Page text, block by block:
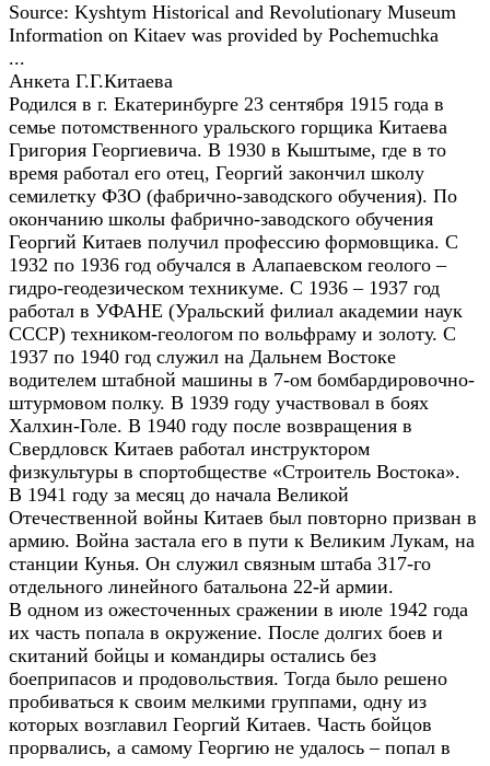
Source: Kyshtym Historical and Revolutionary Museum
Information on Kitaev was provided by Pochemuchka
...
Анкета Г.Г.Китаева
Родился в г. Екатеринбурге 23 сентября 1915 года в
семье потомственного уральского горщика Китаева
Григория Георгиевича. В 1930 в Кыштыме, где в то
время работал его отец, Георгий закончил школу
семилетку ФЗО (фабрично-заводского обучения). По
окончанию школы фабрично-заводского обучения
Георгий Китаев получил профессию формовщика. С
1932 по 1936 год обучался в Алапаевском геолого –
гидро-геодезическом техникуме. С 1936 – 1937 год
работал в УФАНЕ (Уральский филиал академии наук
СССР) техником-геологом по вольфраму и золоту. С
1937 по 1940 год служил на Дальнем Востоке
водителем штабной машины в 7-ом бомбардировочно-
штурмовом полку. В 1939 году участвовал в боях
Халхин-Голе. В 1940 году после возвращения в
Свердловск Китаев работал инструктором
физкультуры в спортобществе «Строитель Востока».
В 1941 году за месяц до начала Великой
Отечественной войны Китаев был повторно призван в
армию. Война застала его в пути к Великим Лукам, на
станции Кунья. Он служил связным штаба 317-го
отдельного линейного батальона 22-й армии.
В одном из ожесточенных сражении в июле 1942 года
их часть попала в окружение. После долгих боев и
скитаний бойцы и командиры остались без
боеприпасов и продовольствия. Тогда было решено
пробиваться к своим мелкими группами, одну из
которых возглавил Георгий Китаев. Часть бойцов
прорвались, а самому Георгию не удалось – попал в